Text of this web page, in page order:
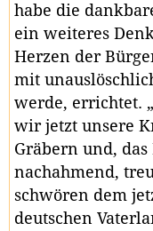
habe die
ein weiteres
Herzen der
mit
werde, errichtet.
wir jetzt unsere
Gräbern und,
nachahmend,
schwören dem
deutschen